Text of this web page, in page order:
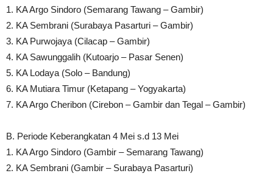
1. KA Argo Sindoro (Semarang Tawang – Gambir)
2. KA Sembrani (Surabaya Pasarturi – Gambir)
3. KA Purwojaya (Cilacap – Gambir)
4. KA Sawunggalih (Kutoarjo – Pasar Senen)
5. KA Lodaya (Solo – Bandung)
6. KA Mutiara Timur (Ketapang – Yogyakarta)
7. KA Argo Cheribon (Cirebon – Gambir dan Tegal – Gambir)
B. Periode Keberangkatan 4 Mei s.d 13 Mei
1. KA Argo Sindoro (Gambir – Semarang Tawang)
2. KA Sembrani (Gambir – Surabaya Pasarturi)